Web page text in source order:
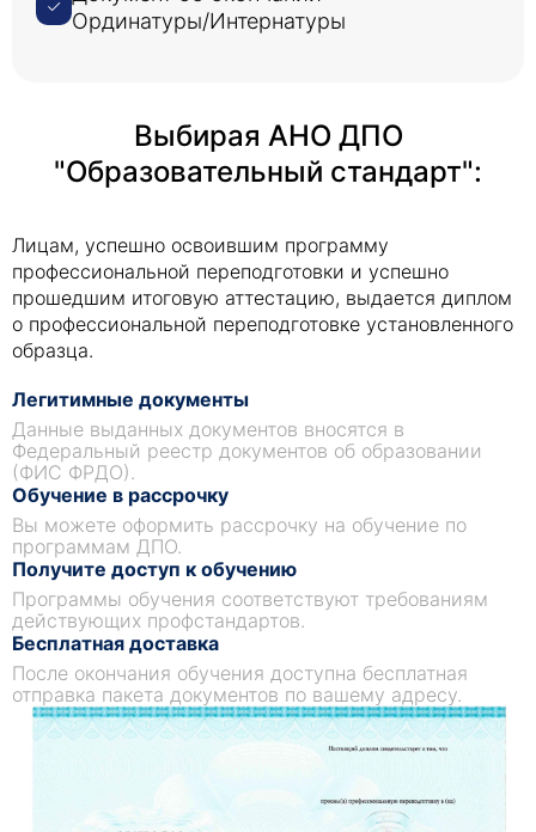
боль, тошнота, усталость, одышка и депрессия.
духовные потребности пациента.
Ординатуры/Интернатуры
Выбирая АНО ДПО
"Образовательный стандарт":
Лицам, успешно освоившим программу
профессиональной переподготовки и успешно
прошедшим итоговую аттестацию, выдается диплом
о профессиональной переподготовке установленного
образца.
Легитимные документы
Данные выданных документов вносятся в
Федеральный реестр документов об образовании
(ФИС ФРДО).
Обучение в рассрочку
Вы можете оформить рассрочку на обучение по
программам ДПО.
Получите доступ к обучению
Программы обучения соответствуют требованиям
действующих профстандартов.
Бесплатная доставка
После окончания обучения доступна бесплатная
отправка пакета документов по вашему адресу.